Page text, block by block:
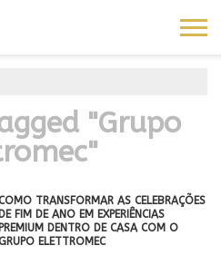
"Grupo
TRANSFORMAR AS CELEBRAÇÕES
DE FIM DE ANO EM EXPERIÊNCIAS
PREMIUM DENTRO DE CASA COM O
ELETTROMEC